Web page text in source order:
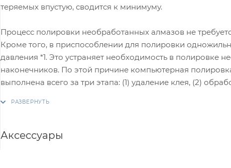
теряемых впустую, сводится к минимуму.
Процесс полировки необработанных алмазов не
Кроме того, в приспособлении для полировки
давления *1. Это устраняет необходимость в полировке
наконечников. По этой причине компьютерная
выполнена всего за три этапа: (1) удаление клея, (2)
Аксессуары